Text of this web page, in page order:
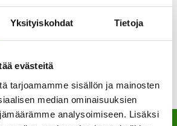
Yksityiskohdat Tietoja
evästeitä
tarjoamamme sisällön ja mainosten
median ominaisuuksien
analysoimiseen. Lisäksi
Katso koko kalenteri